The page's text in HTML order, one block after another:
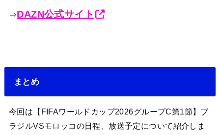
⇒DAZN公式サイト
まとめ
今回は【FIFAワールドカップ2026グループC第1節】ブ
ラジルVSモロッコの日程、放送予定について紹介しま